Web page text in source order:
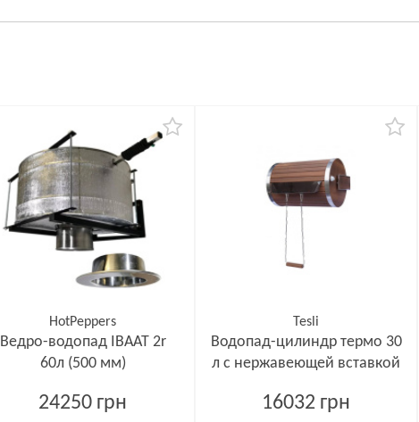
HotPeppers
Ведро-водопад ІВААТ 2r
60л (500 мм)
24250 грн
Tesli
Водопад-цилиндр термо 30
л с нержавеющей вставкой
16032 грн